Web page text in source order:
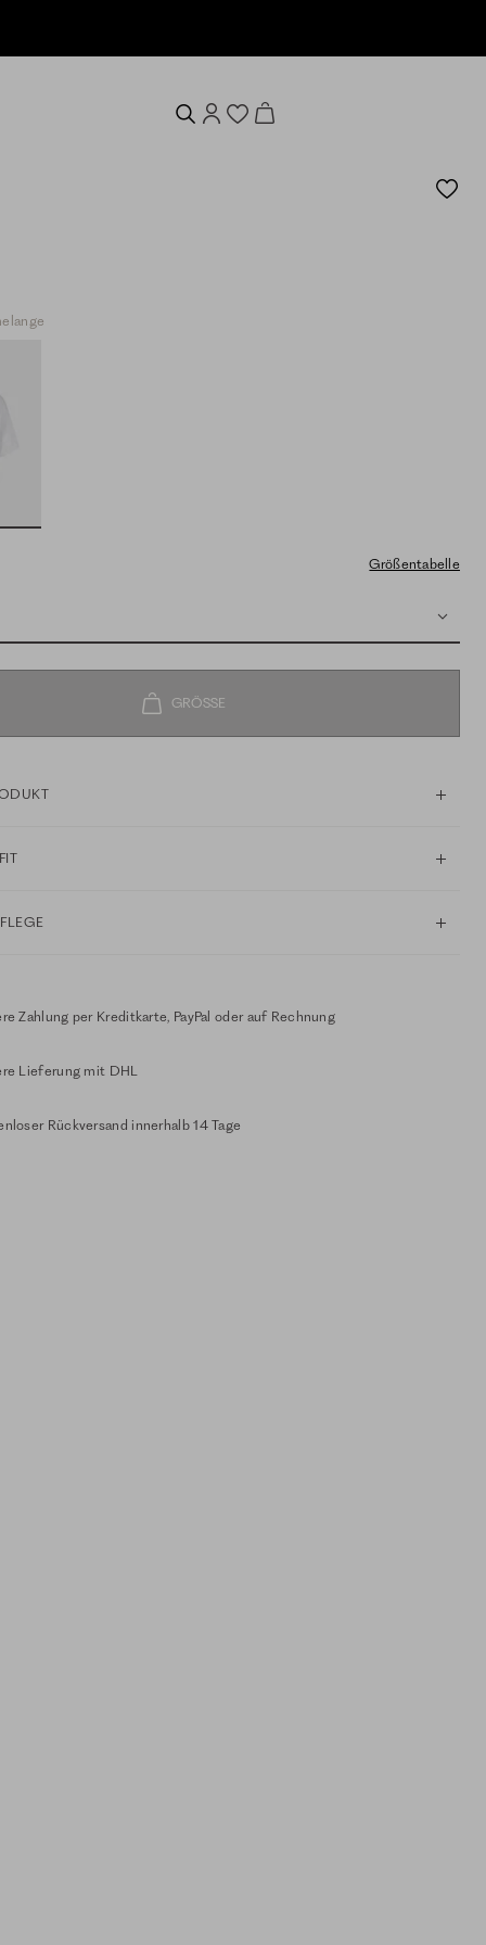
Größentabelle
Zahlung per Kreditkarte, PayPal oder auf Rechnung
Lieferung mit DHL
Rückversand innerhalb 14 Tage